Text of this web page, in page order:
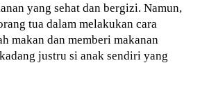
yang sehat dan bergizi. Namun,
tua dalam melakukan cara
makan dan memberi makanan
justru si anak sendiri yang